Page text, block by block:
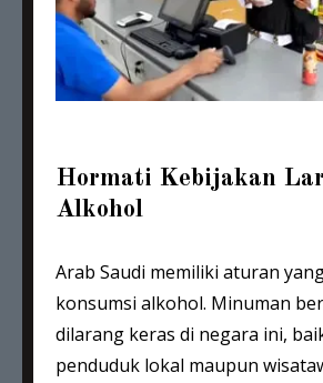
Hormati Kebijakan
Alkohol
Arab Saudi memiliki aturan
konsumsi alkohol. Minuman
dilarang keras di negara ini,
penduduk lokal maupun